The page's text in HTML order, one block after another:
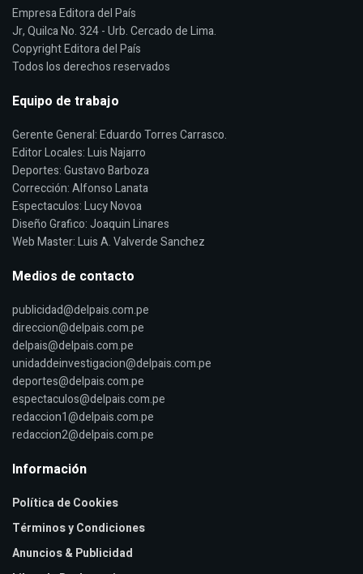
Empresa Editora del País
Jr, Quilca No. 324 - Urb. Cercado de Lima.
Copyright Editora del País
Todos los derechos reservados
Equipo de trabajo
Gerente General: Eduardo Torres Carrasco.
Editor Locales: Luis Najarro
Deportes: Gustavo Barboza
Corrección: Alfonso Lanata
Espectaculos: Lucy Novoa
Diseño Grafico: Joaquin Linares
Web Master: Luis A. Valverde Sanchez
Medios de contacto
publicidad@delpais.com.pe
direccion@delpais.com.pe
delpais@delpais.com.pe
unidaddeinvestigacion@delpais.com.pe
deportes@delpais.com.pe
espectaculos@delpais.com.pe
redaccion1@delpais.com.pe
redaccion2@delpais.com.pe
Información
Política de Cookies
Términos y Condiciones
Anuncios & Publicidad